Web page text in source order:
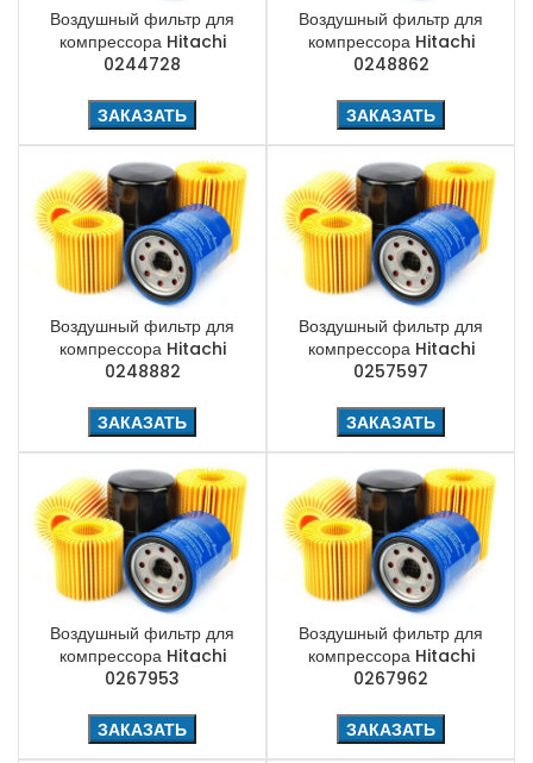
Воздушный фильтр для
компрессора Hitachi
0244728
ЗАКАЗАТЬ
Воздушный фильтр для
компрессора Hitachi
0248862
ЗАКАЗАТЬ
Воздушный фильтр для
компрессора Hitachi
0248882
ЗАКАЗАТЬ
Воздушный фильтр для
компрессора Hitachi
0257597
ЗАКАЗАТЬ
Воздушный фильтр для
компрессора Hitachi
0267953
ЗАКАЗАТЬ
Воздушный фильтр для
компрессора Hitachi
0267962
ЗАКАЗАТЬ